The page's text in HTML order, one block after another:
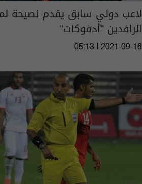
لاعب دولي سابق يقدم نصيحة
الرافدين "أدفوكات"
05:13 | 2021-09-16